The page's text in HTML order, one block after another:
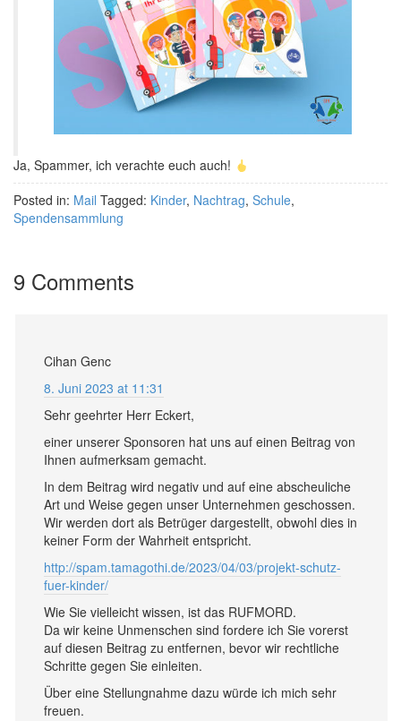
Ja, Spammer, ich verachte euch auch!
Posted in: Mail Tagged: Kinder, Nachtrag, Schule,
Spendensammlung
9 Comments
Cihan Genc
8. Juni 2023 at 11:31
Sehr geehrter Herr Eckert,
einer unserer Sponsoren hat uns auf einen Beitrag von
Ihnen aufmerksam gemacht.
In dem Beitrag wird negativ und auf eine abscheuliche
Art und Weise gegen unser Unternehmen geschossen.
Wir werden dort als Betrüger dargestellt, obwohl dies in
keiner Form der Wahrheit entspricht.
http://spam.tamagothi.de/2023/04/03/projekt-schutz-
fuer-kinder/
Wie Sie vielleicht wissen, ist das RUFMORD.
Da wir keine Unmenschen sind fordere ich Sie vorerst
auf diesen Beitrag zu entfernen, bevor wir rechtliche
Schritte gegen Sie einleiten.
Über eine Stellungnahme dazu würde ich mich sehr
freuen.